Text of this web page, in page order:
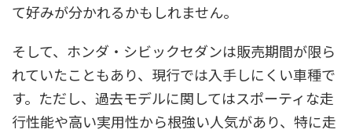
て好みが分かれるかもしれません。
そして、ホンダ・シビックセダンは販売期間が限ら
れていたこともあり、現行では入手しにくい車種で
す。ただし、過去モデルに関してはスポーティな走
行性能や高い実用性から根強い人気があり、特に走